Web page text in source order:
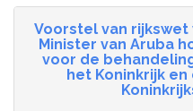
Voorstel van
Minister van Aruba
voor de
het Koninkrijk